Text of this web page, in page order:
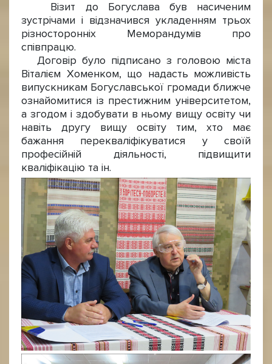
Візит до Богуслава був насиченим
зустрічами і відзначився укладенням трьох
різносторонніх Меморандумів про
співпрацю.
Договір було підписано з головою міста
Віталієм Хоменком, що надасть можливість
випускникам Богуславської громади ближче
ознайомитися із престижним університетом,
а згодом і здобувати в ньому вищу освіту чи
навіть другу вищу освіту тим, хто має
бажання перекваліфікуватися у своїй
професійній діяльності, підвищити
кваліфікацію та ін.